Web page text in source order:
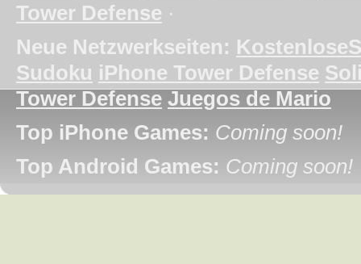
Tower Defense ·
Neue Netzwerkseiten:
Sudoku iPhone Tower Defense
Tower Defense Juegos de Mario
Top iPhone Games: Coming soon!
Top Android Games: Coming soon!